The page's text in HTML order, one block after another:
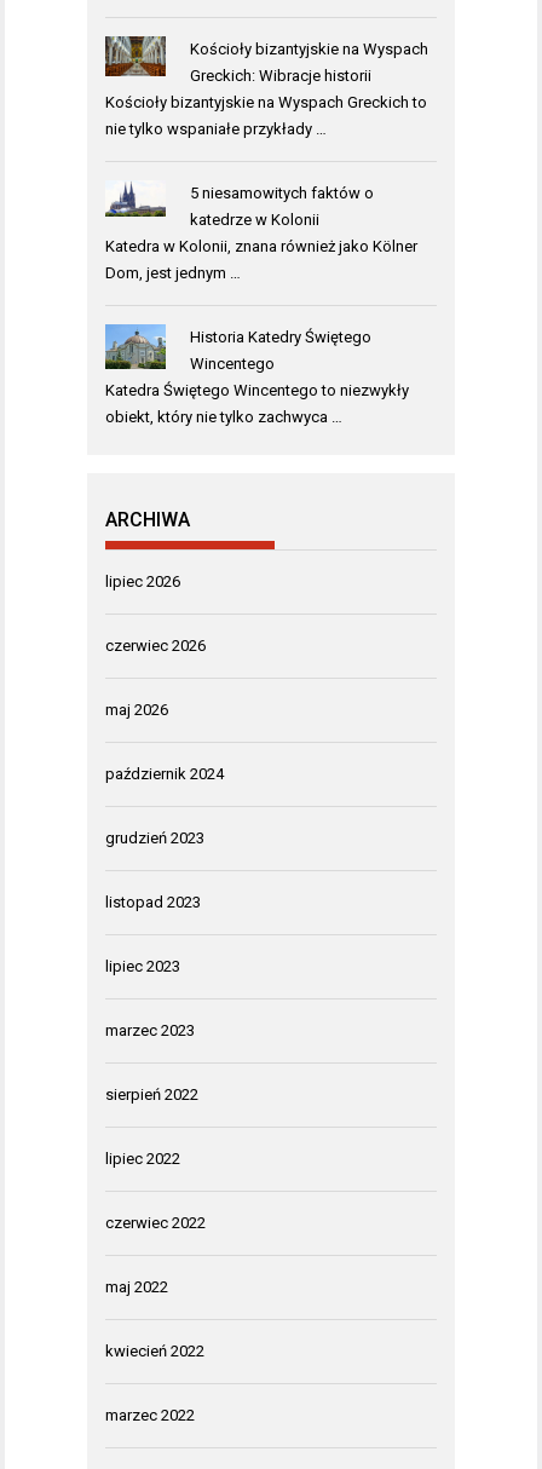
Kościoły bizantyjskie na Wyspach
Greckich: Wibracje historii
Kościoły bizantyjskie na Wyspach Greckich to
nie tylko wspaniałe przykłady …
5 niesamowitych faktów o
katedrze w Kolonii
Katedra w Kolonii, znana również jako Kölner
Dom, jest jednym …
Historia Katedry Świętego
Wincentego
Katedra Świętego Wincentego to niezwykły
obiekt, który nie tylko zachwyca …
ARCHIWA
lipiec 2026
czerwiec 2026
maj 2026
październik 2024
grudzień 2023
listopad 2023
lipiec 2023
marzec 2023
sierpień 2022
lipiec 2022
czerwiec 2022
maj 2022
kwiecień 2022
marzec 2022